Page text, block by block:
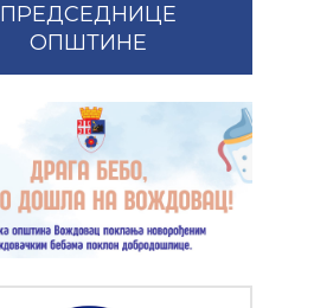
ПРЕДСЕДНИЦЕ
ОПШТИНЕ